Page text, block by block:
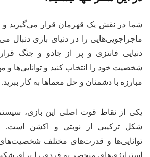
در نقش یک قهرمان قرار می‌گیرید و به
را در دنیای بازی دنبال
فانتزی و پر از جادو و جنگ قرار
خود را انتخاب کنید و توانایی‌ها و
با دشمنان و حل معماها به کار ببرید.
از نقاط قوت اصلی این بازی، سیستم
ترکیبی از نوبتی و اکشن است.
و قدرت‌های مختلف شخصیت‌های